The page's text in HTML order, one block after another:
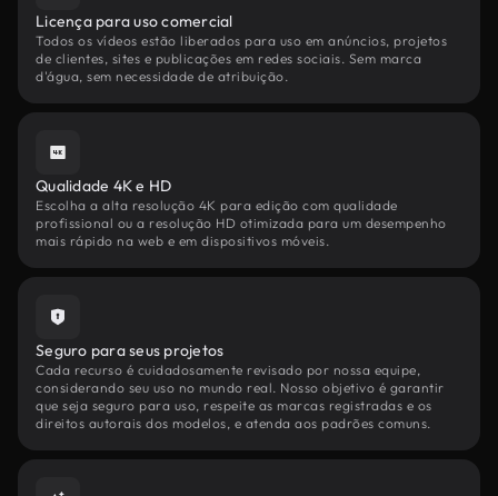
Licença para uso comercial
Todos os vídeos estão liberados para uso em anúncios, projetos
de clientes, sites e publicações em redes sociais. Sem marca
d'água, sem necessidade de atribuição.
Qualidade 4K e HD
Escolha a alta resolução 4K para edição com qualidade
profissional ou a resolução HD otimizada para um desempenho
mais rápido na web e em dispositivos móveis.
Seguro para seus projetos
Cada recurso é cuidadosamente revisado por nossa equipe,
considerando seu uso no mundo real. Nosso objetivo é garantir
que seja seguro para uso, respeite as marcas registradas e os
direitos autorais dos modelos, e atenda aos padrões comuns.